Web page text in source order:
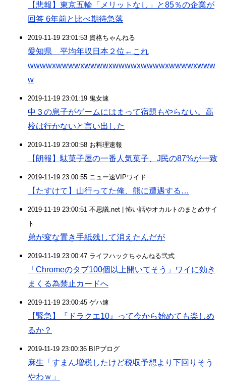
【悲報】東京五輪「メリットなし」と85％の企業が
回答 6年前と比べ期待急落
2019-11-19 23:01:53 資格ちゃんねる
愛知県 平均年収日本２位←これ
wwwwxwwwwxwwwwxwwwwxwwwwxwwwwxwww
w
2019-11-19 23:01:19 鬼女速
中３の息子がゲームにはまって宿題もやらない。高
校は行かないと言い出した
2019-11-19 23:00:58 お料理速報
【朗報】駄菓子屋の一番人気菓子、J民の87%が一致
2019-11-19 23:00:55 ニュー速VIPワイド
【たすけて】山行ってた俺、熊に遭遇する…
2019-11-19 23:00:51 不思議.net | 怖い話やオカルトのまとめサイ
ト
弟が変な置き手紙残して消えたんだが
2019-11-19 23:00:47 ライフハックちゃんねる弐式
「Chromeのタブ100個以上開いてそう」ワイに効き
まくる為禁止カードへ
2019-11-19 23:00:45 ゲハ速
【緊急】『ドラクエ10』って今から始めても楽しめ
るか？
2019-11-19 23:00:36 BIPブログ
麻生「すまん増税したけど税収予想より下回りそう
やわｗ」